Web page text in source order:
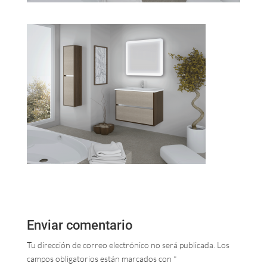
Enviar comentario
Tu dirección de correo electrónico no será publicada. Los
campos obligatorios están marcados con *